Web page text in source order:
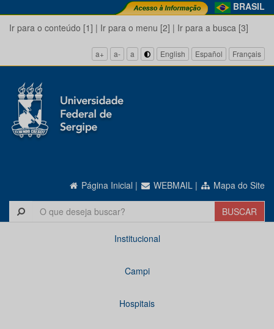
BRASIL
Ir para o conteúdo [1] | Ir para o menu [2] | Ir para a busca [3]
a+ a- a English Español Français
Página Inicial | WEBMAIL | Mapa do Site
Institucional
Campi
Hospitais